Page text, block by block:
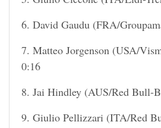
6. David Gaudu (FRA/
7. Matteo Jorgenson (USA/
0:16
8. Jai Hindley (AUS/Red Bull-
9. Giulio Pellizzari (ITA/Red